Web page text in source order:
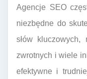
Agencje SEO
niezbędne do
słów
zwrotnych i wiele
efektywne i